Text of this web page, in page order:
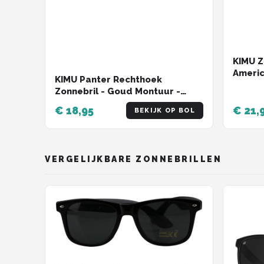
KIMU Panter Rechthoek
Zonnebril - Goud Montuur -
Zwarte Glazen - Volwassenen
Kunststof Luxe Luipaard
Cheetah Mode Miljonair Rijkdom
€ 18,95 BEKIJK OP BOL
KIMU
€
VERGELIJKBARE ZONNEBRILLEN